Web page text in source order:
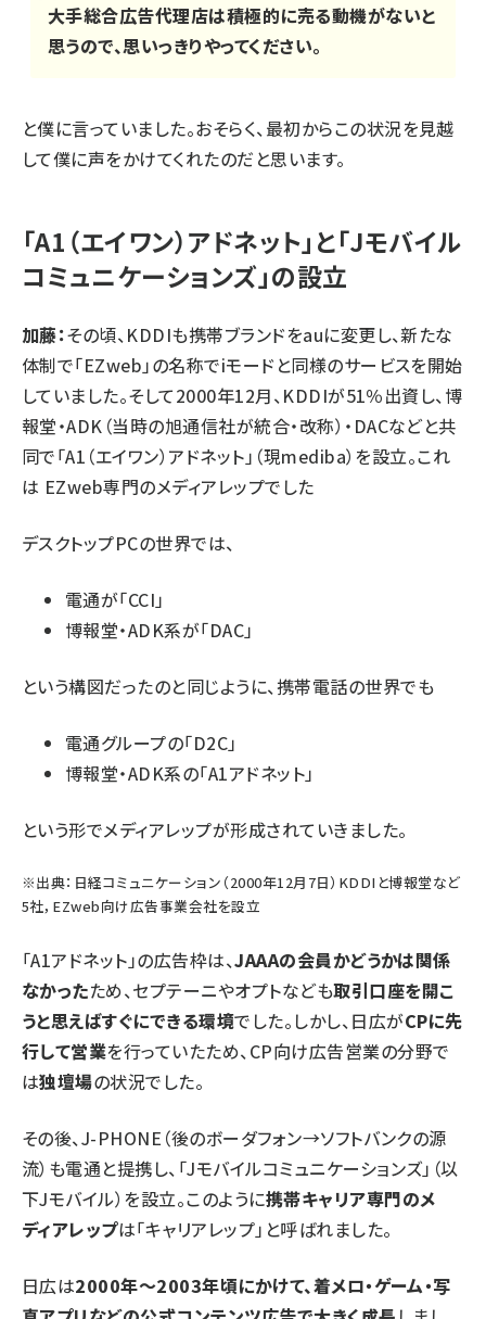
大手総合広告代理店は積極的に売る動機がないと
思うので、思いっきりやってください。
と僕に言っていました。おそらく、最初からこの状況を見越
して僕に声をかけてくれたのだと思います。
「A1（エイワン）アドネット」と「Jモバイル
コミュニケーションズ」の設立
加藤：その頃、KDDIも携帯ブランドをauに変更し、新たな
体制で「EZweb」の名称でiモードと同様のサービスを開始
していました。そして2000年12月、KDDIが51％出資し、博
報堂・ADK（当時の旭通信社が統合・改称）・DACなどと共
同で「A1（エイワン）アドネット」（現mediba）を設立。これ
は EZweb専門のメディアレップでした
デスクトップPCの世界では、
電通が「CCI」
博報堂・ADK系が「DAC」
という構図だったのと同じように、携帯電話の世界でも
電通グループの「D2C」
博報堂・ADK系の「A1アドネット」
という形でメディアレップが形成されていきました。
※出典：日経コミュニケーション（2000年12月7日） KDDIと博報堂など
5社，EZweb向け広告事業会社を設立
「A1アドネット」の広告枠は、JAAAの会員かどうかは関係
なかったため、セプテーニやオプトなども取引口座を開こ
うと思えばすぐにできる環境でした。しかし、日広がCPに先
行して営業を行っていたため、CP向け広告営業の分野で
は独壇場の状況でした。
その後、J-PHONE（後のボーダフォン→ソフトバンクの源
流）も電通と提携し、「Jモバイルコミュニケーションズ」（以
下Jモバイル）を設立。このように携帯キャリア専門のメ
ディアレップは「キャリアレップ」と呼ばれました。
日広は2000年〜2003年頃にかけて、着メロ・ゲーム・写